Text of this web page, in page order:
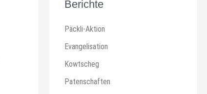
Berichte
Päckli-Aktion
Evangelisation
Kowtscheg
Patenschaften